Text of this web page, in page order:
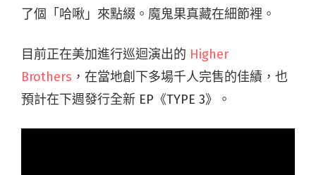
了個「哈啾」來點綴。魔鬼果真藏在細節裡。
目前正在美加進行巡迴演出的 Higher
Brothers ，在當地創下多場千人完售的佳績，也
預計在下週發行全新 EP《TYPE 3》。